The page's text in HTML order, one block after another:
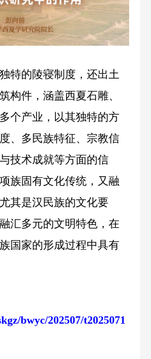
的陵寝制度，还出土
构件，涵盖西夏石雕、
个产业，以其独特的方
、多民族特征、宗教信
技术成就等方面的信
族固有文化传统，又融
其是汉民族的文化要
汇多元的文明特色，在
国家的形成过程中具有
bwyc/202507/t2025071